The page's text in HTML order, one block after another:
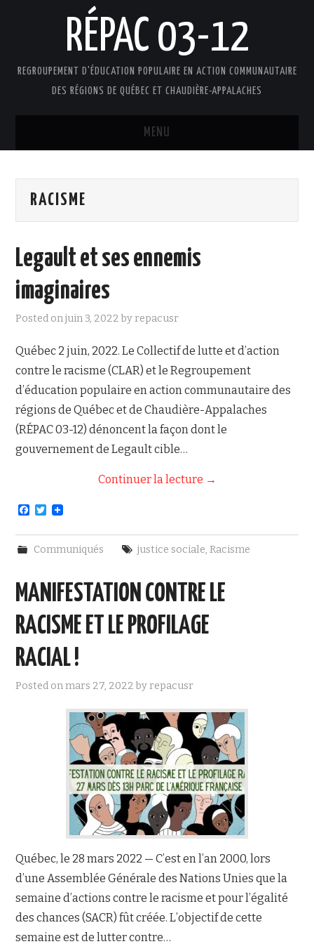
RÉPAC 03-12
REGROUPEMENT D'ÉDUCATION POPULAIRE EN ACTION COMMUNAUTAIRE
DES RÉGIONS DE QUÉBEC ET CHAUDIÈRE-APPALACHES
MENU
PRÉSENTATION
DOCUMENTS
FAIRE UN DON !
NOUS JOINDRE
RACISME
Legault et ses ennemis
imaginaires
Posted onjuin 3, 2022 byrepacusr
Québec 2 juin, 2022. Le Collectif de lutte et d’action
contre le racisme (CLAR) et le Regroupement
d’éducation populaire en action communautaire des
régions de Québec et de Chaudière-Appalaches
(RÉPAC 03-12) dénoncent la façon dont le
gouvernement de Legault cible…
Continuer la lecture →
F
c
e
b
k
T
i
t
Communiqués justice sociale, Racisme
MANIFESTATION CONTRE LE
RACISME ET LE PROFILAGE
RACIAL !
Posted onmars 27, 2022 byrepacusr
Québec, le 28 mars 2022 — C’est en l’an 2000, lors
d’une Assemblée Générale des Nations Unies que la
semaine d’actions contre le racisme et pour l’égalité
des chances (SACR) fût créée. L’objectif de cette
semaine est de lutter contre…